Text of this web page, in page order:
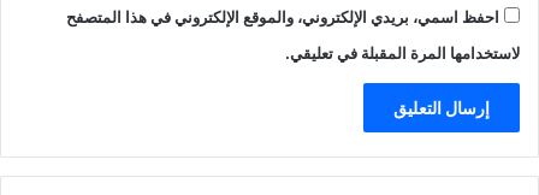
احفظ اسمي، بريدي الإلكتروني، والموقع الإلكتروني في هذا المتصفح
لاستخدامها المرة المقبلة في تعليقي.